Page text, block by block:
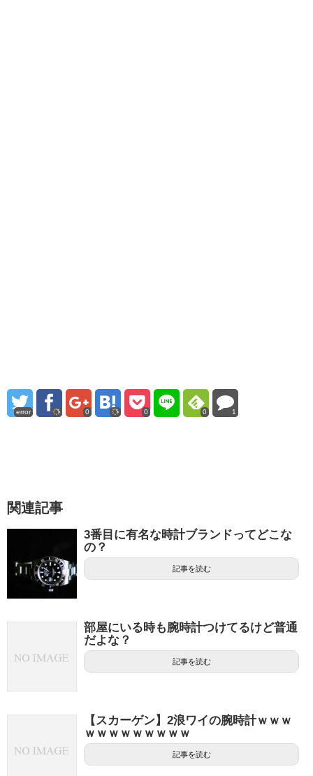
error 0 0 0 1
関連記事
3番目に有名な時計ブランドってどこな
の？
記事を読む
部屋にいる時も腕時計つけてるけど普通
だよな？
記事を読む
【スカーゲン】2浪ワイの腕時計ｗｗｗ
ｗｗｗｗｗｗｗｗｗ
記事を読む